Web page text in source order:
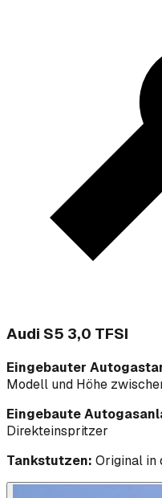
Audi S5 3,0 TFSI
Eingebauter
Modell und Höhe
Eingebaute
Direkteinspritzer
Tankstutzen: Original in